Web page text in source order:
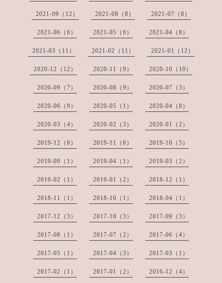
2021-09（12） 2021-08（8） 2021-07（8）
2021-06（6） 2021-05（6） 2021-04（8）
2021-03（11） 2021-02（11） 2021-01（12）
2020-12（12） 2020-11（9） 2020-10（10）
2020-09（7） 2020-08（9） 2020-07（3）
2020-06（9） 2020-05（1） 2020-04（8）
2020-03（4） 2020-02（3） 2020-01（2）
2019-12（6） 2019-11（6） 2019-10（5）
2019-09（1） 2019-04（1） 2019-03（2）
2019-02（1） 2019-01（2） 2018-12（1）
2018-11（1） 2018-10（1） 2018-04（1）
2017-12（3） 2017-10（3） 2017-09（3）
2017-08（1） 2017-07（2） 2017-06（4）
2017-05（1） 2017-04（3） 2017-03（1）
2017-02（1） 2017-01（2） 2016-12（4）